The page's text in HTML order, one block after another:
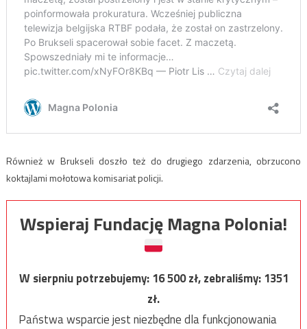
Również w Brukseli doszło też do drugiego zdarzenia, obrzucono
koktajlami mołotowa komisariat policji.
Wspieraj Fundację Magna Polonia!
W sierpniu potrzebujemy:16 500zł, zebraliśmy:1351
zł.
Państwa wsparcie jest niezbędne dla funkcjonowania